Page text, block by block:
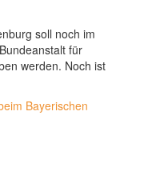
soll noch im
für
werden. Noch ist
Bayerischen